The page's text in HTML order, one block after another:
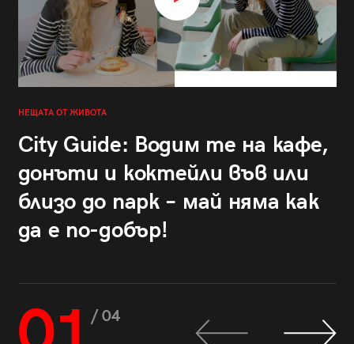
НЕЩАТА ОТ ЖИВОТА
City Guide: Водим те на кафе,
донъти и коктейли във или
близо до парк – май няма как
да е по-добър!
/ 04